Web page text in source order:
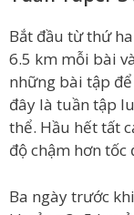
Bắt đầu từ thứ
6.5 km mỗi bài
những bài tập
đây là tuần tập
thể. Hầu hết tất
độ chậm hơn
Ba ngày trước